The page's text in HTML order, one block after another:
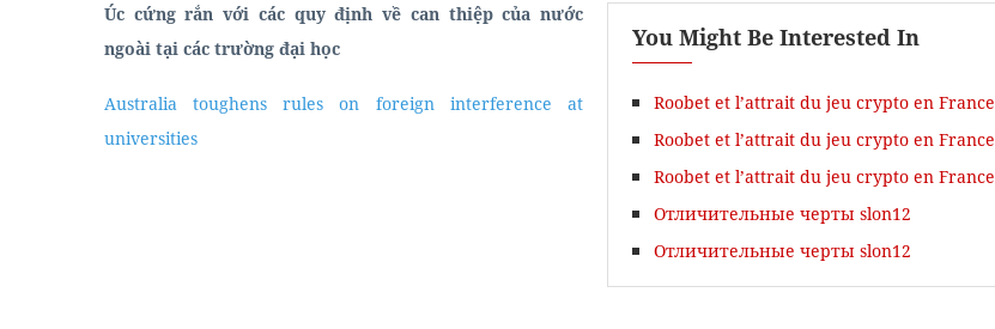
You Might Be Interested In
Roobet et l’attrait du jeu crypto en France
Roobet et l’attrait du jeu crypto en France
Roobet et l’attrait du jeu crypto en France
Отличительные черты slon12
Отличительные черты slon12
Úc cứng rắn với các quy định về can thiệp của nước
ngoài tại các trường đại học
Australia toughens rules on foreign interference at
universities
Phát Âm & Từ Vựng Gói Chấm Ielts Essay